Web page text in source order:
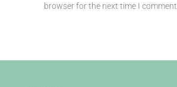
browser for the next time I comment.